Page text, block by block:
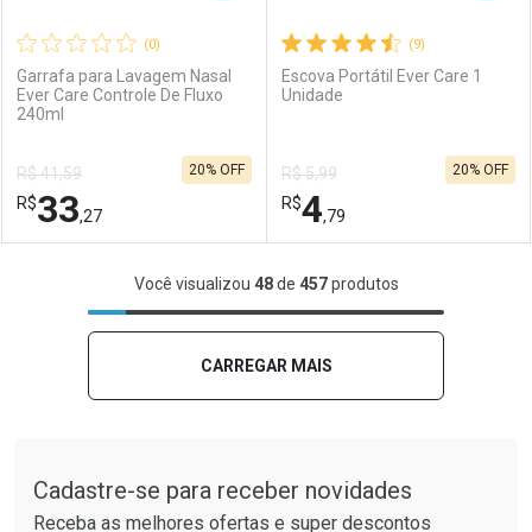
Comprar sem Desconto
Por R$ 2,39/cada
Comprar sem Desconto
Por R$ 2,39/cada
Comprar sem Desconto
Por R$ 23,21/cada
Comprar sem Desconto
Por R$ 23,21/cada
(0)
Garrafa para Lavagem Nasal
Ever Care Controle De Fluxo
240ml
R$ 41,59
R$33,27
20% OFF
FECHAR
Laboratório
FECHAR
Por Menos
(9)
Escova Portátil Ever Care 1
Unidade
R$ 5,99
R$4,79
20% OFF
Laboratório
Por Menos
Você visualizou 48de 457produtos
CARREGAR MAIS
Cadastre-se para receber novidades
Receba as melhores ofertas e super descontos